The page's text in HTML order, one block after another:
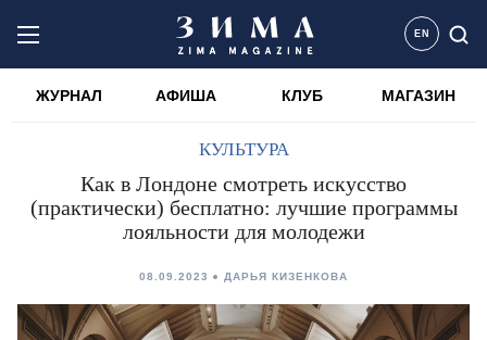
EN
ЖУРНАЛ АФИША КЛУБ МАГАЗИН
КУЛЬТУРА
Как в Лондоне смотреть искусство
(практически) бесплатно: лучшие программы
лояльности для молодежи
08.09.2023 ДАРЬЯ КИЗЕНКОВА